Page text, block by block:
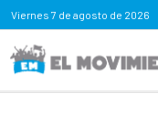
Viernes 7 de agosto de 2026